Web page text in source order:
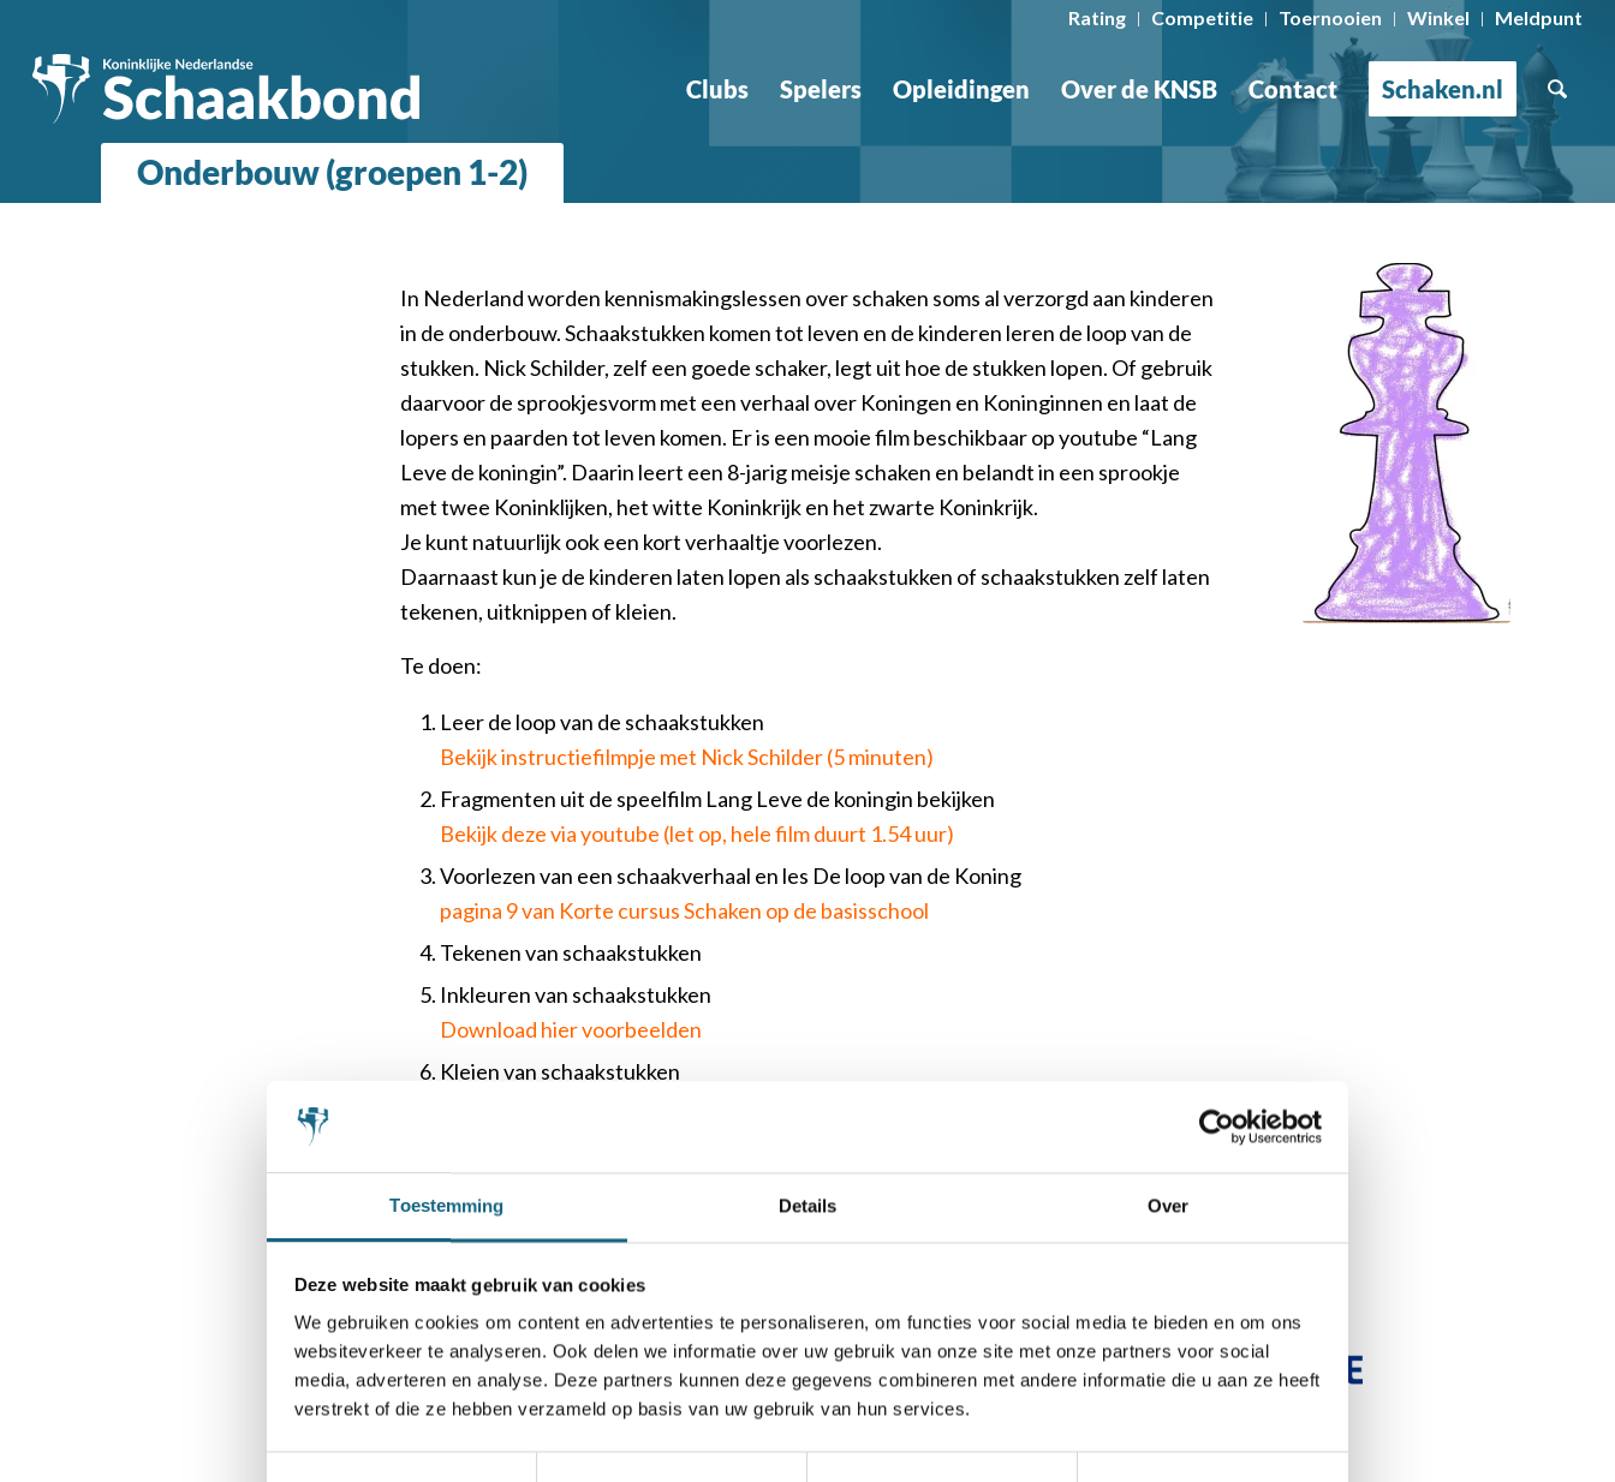
Toestemming Details Over
Deze website maakt gebruik van cookies
We gebruiken cookies om content en advertenties te personaliseren, om functies voor social media te bieden en om ons
websiteverkeer te analyseren. Ook delen we informatie over uw gebruik van onze site met onze partners voor social
media, adverteren en analyse. Deze partners kunnen deze gegevens combineren met andere informatie die u aan ze heeft
verstrekt of die ze hebben verzameld op basis van uw gebruik van hun services.
Rating Competitie Toernooien Winkel Meldpunt
Clubs Spelers Opleidingen Over de KNSB Contact Schaken.nl
Onderbouw (groepen 1-2)
In Nederland worden kennismakingslessen over schaken soms al verzorgd aan kinderen
in de onderbouw. Schaakstukken komen tot leven en de kinderen leren de loop van de
stukken. Nick Schilder, zelf een goede schaker, legt uit hoe de stukken lopen. Of gebruik
daarvoor de sprookjesvorm met een verhaal over Koningen en Koninginnen en laat de
lopers en paarden tot leven komen. Er is een mooie film beschikbaar op youtube “Lang
Leve de koningin”. Daarin leert een 8-jarig meisje schaken en belandt in een sprookje
met twee Koninklijken, het witte Koninkrijk en het zwarte Koninkrijk.
Je kunt natuurlijk ook een kort verhaaltje voorlezen.
Daarnaast kun je de kinderen laten lopen als schaakstukken of schaakstukken zelf laten
tekenen, uitknippen of kleien.
Te doen:
Leer de loop van de schaakstukken
Bekijk instructiefilmpje met Nick Schilder (5 minuten)
Fragmenten uit de speelfilm Lang Leve de koningin bekijken
Bekijk deze via youtube (let op, hele film duurt 1.54 uur)
Voorlezen van een schaakverhaal en les De loop van de Koning
pagina 9 van Korte cursus Schaken op de basisschool
Tekenen van schaakstukken
Inkleuren van schaakstukken
Download hier voorbeelden
Kleien van schaakstukken
Schaakbond.nl wordt mede mogelijk gemaakt door: